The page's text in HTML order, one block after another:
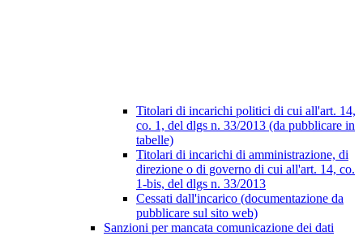
Titolari di incarichi politici di cui all'art. 14,
co. 1, del dlgs n. 33/2013 (da pubblicare in
tabelle)
Titolari di incarichi di amministrazione, di
direzione o di governo di cui all'art. 14, co.
1-bis, del dlgs n. 33/2013
Cessati dall'incarico (documentazione da
pubblicare sul sito web)
Sanzioni per mancata comunicazione dei dati